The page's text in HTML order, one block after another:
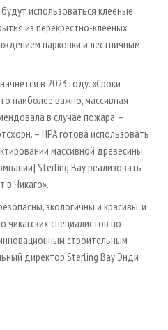
использоваться клееные
из перекрестно-клееных
парковки и лестничным
в 2023 году. «Сроки
наиболее важно, массивная
в случае пожара, –
– HPA готова использовать
массивной древесины,
Sterling Bay реализовать
в Чикаго».
экологичны и красивы, и
специалистов по
строительным
директор Sterling Bay Энди